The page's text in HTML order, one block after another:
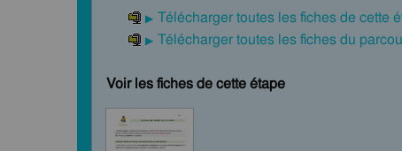
Télécharger toutes les fiches de cette
Télécharger toutes les fiches du
Voir les fiches de cette étape